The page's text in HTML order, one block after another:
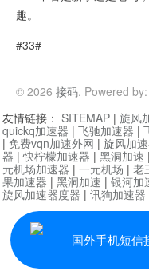
趣。
#33#
© 2026 接码. Powered by:
国外手机短信
友情链接： SITEMAP | 旋风
quickq加速器 | 飞驰加速器 |
| 免费vqn加速外网 | 旋风加
器 |快柠檬加速器 | 黑洞加速 |
元机场加速器 | 一元机场 | 老
果加速器 | 黑洞加速 | 银河加
旋风加速器度器 | 讯狗加速器